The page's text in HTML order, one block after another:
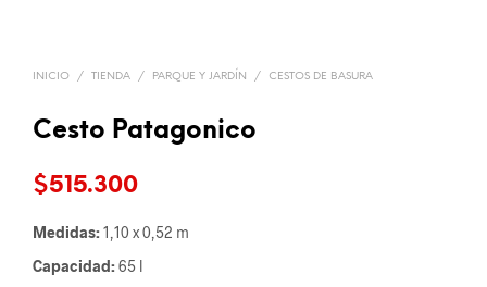
INICIO / TIENDA / PARQUE Y JARDÍN / CESTOS DE BASURA
Cesto Patagonico
$515.300
Medidas:1,10 x 0,52 m
Capacidad:65 l